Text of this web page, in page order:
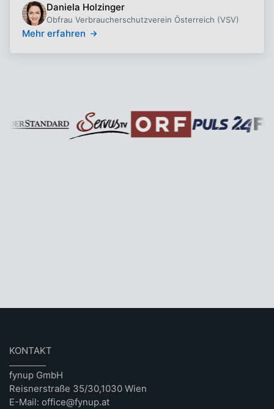
Daniela Holzinger
Obfrau Verbraucherschutzverein Österreich (VSV)
Mehr erfahren
KONTAKT
fynup GmbH
Reisnerstraße 35/30,1030 Wien
E-Mail: office@fynup.at